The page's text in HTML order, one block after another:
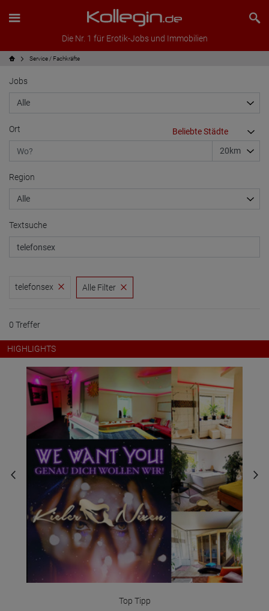
Die Nr. 1 für Erotik-Jobs und Immobilien
Service / Fachkräfte
Jobs
Ort
Region
Textsuche
telefonsex Alle Filter
0 Treffer
HIGHLIGHTS
Top Tipp